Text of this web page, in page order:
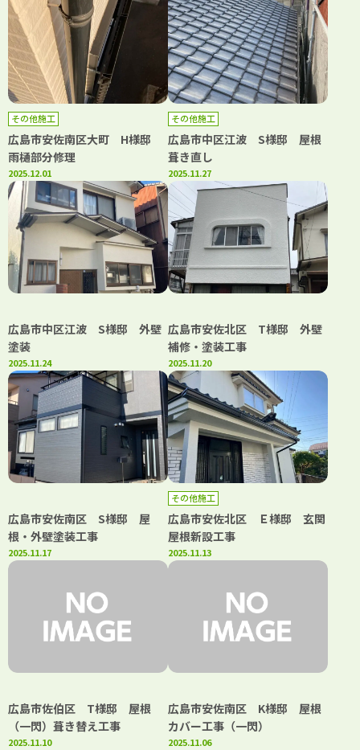
その他施工
広島市安佐南区大町 H様邸
雨樋部分修理
2025.12.01
その他施工
広島市中区江波 S様邸 屋根
葺き直し
2025.11.27
広島市中区江波 S様邸 外壁
塗装
2025.11.24
広島市安佐北区 T様邸 外壁
補修・塗装工事
2025.11.20
広島市安佐南区 S様邸 屋
根・外壁塗装工事
2025.11.17
その他施工
広島市安佐北区 Ｅ様邸 玄関
屋根新設工事
2025.11.13
広島市佐伯区 T様邸 屋根
（一閃）葺き替え工事
2025.11.10
広島市安佐南区 K様邸 屋根
カバー工事（一閃）
2025.11.06